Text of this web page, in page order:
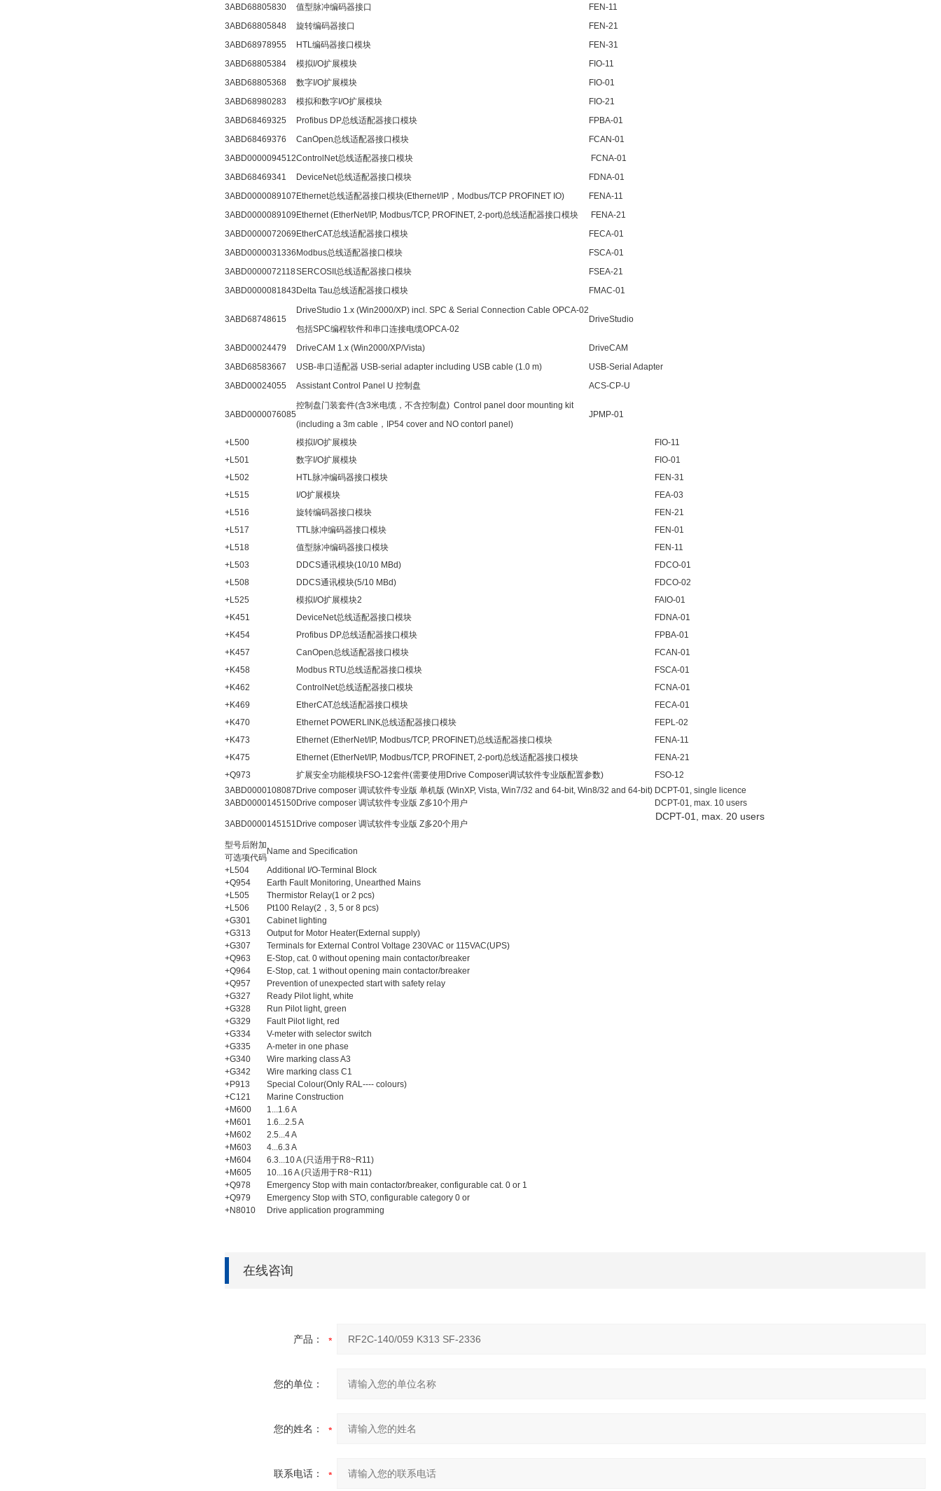
3ABD68805830
值型脉冲编码器接口
FEN-11
3ABD68805848
旋转编码器接口
FEN-21
3ABD68978955
HTL编码器接口模块
FEN-31
3ABD68805384
模拟I/O扩展模块
FIO-11
3ABD68805368
数字I/O扩展模块
FIO-01
3ABD68980283
模拟和数字I/O扩展模块
FIO-21
3ABD68469325
Profibus DP总线适配器接口模块
FPBA-01
3ABD68469376
CanOpen总线适配器接口模块
FCAN-01
3ABD0000094512ControlNet总线适配器接口模块
FCNA-01
3ABD68469341
DeviceNet总线适配器接口模块
FDNA-01
3ABD0000089107 Ethernet总线适配器接口模块(Ethernet/IP，Modbus/TCP PROFINET IO)
FENA-11
3ABD0000089109 Ethernet (EtherNet/IP, Modbus/TCP, PROFINET, 2-port)总线适配器接口模块
FENA-21
3ABD0000072069 EtherCAT总线适配器接口模块
FECA-01
3ABD0000031336 Modbus总线适配器接口模块
FSCA-01
3ABD0000072118SERCOSII总线适配器接口模块
FSEA-21
3ABD0000081843 Delta Tau总线适配器接口模块 FMAC-01
3ABD68748615
DriveStudio 1.x (Win2000/XP) incl. SPC & Serial Connection Cable OPCA-02
DriveStudio
包括SPC编程软件和串口连接电缆OPCA-02
3ABD00024479
DriveCAM 1.x (Win2000/XP/Vista)
DriveCAM
3ABD68583667
USB-串口适配器 USB-serial adapter including USB cable (1.0 m)
USB-Serial Adapter
3ABD00024055
Assistant Control Panel U 控制盘 ACS-CP-U
3ABD0000076085
控制盘门装套件(含3米电缆，不含控制盘) Control panel door mounting kit
JPMP-01
(including a 3m cable，IP54 cover and NO contorl panel)
+L500
模拟I/O扩展模块
FIO-11
+L501
数字I/O扩展模块
FIO-01
+L502
HTL脉冲编码器接口模块
FEN-31
+L515
I/O扩展模块
FEA-03
+L516
旋转编码器接口模块
FEN-21
+L517
TTL脉冲编码器接口模块
FEN-01
+L518
值型脉冲编码器接口模块
FEN-11
+L503
DDCS通讯模块(10/10 MBd)
FDCO-01
+L508
DDCS通讯模块(5/10 MBd)
FDCO-02
+L525
模拟I/O扩展模块2
FAIO-01
+K451
DeviceNet总线适配器接口模块
FDNA-01
+K454
Profibus DP总线适配器接口模块
FPBA-01
+K457
CanOpen总线适配器接口模块
FCAN-01
+K458
Modbus RTU总线适配器接口模块
FSCA-01
+K462
ControlNet总线适配器接口模块
FCNA-01
+K469
EtherCAT总线适配器接口模块
FECA-01
+K470
Ethernet POWERLINK总线适配器接口模块
FEPL-02
+K473
Ethernet (EtherNet/IP, Modbus/TCP, PROFINET)总线适配器接口模块
FENA-11
+K475
Ethernet (EtherNet/IP, Modbus/TCP, PROFINET, 2-port)总线适配器接口模块
FENA-21
+Q973
扩展安全功能模块FSO-12套件(需要使用Drive Composer调试软件专业版配置参数)
FSO-12
3ABD0000108087 Drive composer 调试软件专业版 单机版 (WinXP, Vista, Win7/32 and 64-bit, Win8/32 and 64-bit) DCPT-01, single licence
3ABD0000145150Drive composer 调试软件专业版 Z多10个用户 DCPT-01, max. 10 users
3ABD0000145151 Drive composer 调试软件专业版 Z多20个用户
DCPT-01, max. 20 users
型号后附加
Name and Specification
可选项代码
+L504
Additional I/O-Terminal Block
+Q954
Earth Fault Monitoring, Unearthed Mains
+L505
Thermistor Relay(1 or 2 pcs)
+L506
Pt100 Relay(2，3, 5 or 8 pcs)
+G301
Cabinet lighting
+G313
Output for Motor Heater(External supply)
+G307
Terminals for External Control Voltage 230VAC or 115VAC(UPS)
+Q963
E-Stop, cat. 0 without opening main contactor/breaker
+Q964
E-Stop, cat. 1 without opening main contactor/breaker
+Q957
Prevention of unexpected start with safety relay
+G327
Ready Pilot light, white
+G328
Run Pilot light, green
+G329
Fault Pilot light, red
+G334
V-meter with selector switch
+G335
A-meter in one phase
+G340
Wire marking class A3
+G342
Wire marking class C1
+P913
Special Colour(Only RAL---- colours)
+C121
Marine Construction
+M600
1...1.6 A
+M601
1.6...2.5 A
+M602
2.5...4 A
+M603
4...6.3 A
+M604
6.3...10 A (只适用于R8~R11)
+M605
10...16 A (只适用于R8~R11)
+Q978
Emergency Stop with main contactor/breaker, configurable cat. 0 or 1
+Q979
Emergency Stop with STO, configurable category 0 or
+N8010
Drive application programming
在线咨询
产品：
您的单位：
您的姓名：
联系电话：